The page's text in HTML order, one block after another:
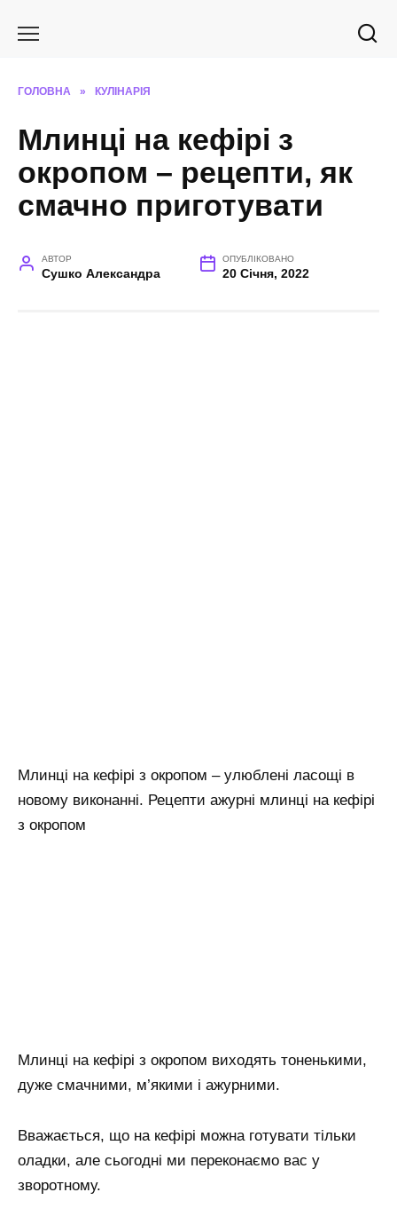
ГОЛОВНА » КУЛІНАРІЯ
Млинці на кефірі з
окропом – рецепти, як
смачно приготувати
АВТОР
Сушко Александра
ОПУБЛІКОВАНО
20 Січня, 2022
Млинці на кефірі з окропом – улюблені ласощі в
новому виконанні. Рецепти ажурні млинці на кефірі
з окропом
Млинці на кефірі з окропом виходять тоненькими,
дуже смачними, м’якими і ажурними.
Вважається, що на кефірі можна готувати тільки
оладки, але сьогодні ми переконаємо вас у
зворотному.